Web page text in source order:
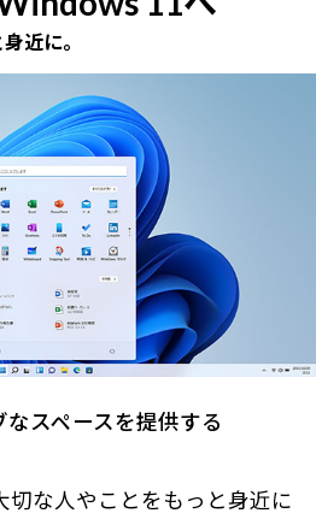
近に。
スペースを提供する
切な人やことをもっと身近に